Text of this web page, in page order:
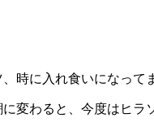
時に入れ食いになって
変わると、今度はヒラ